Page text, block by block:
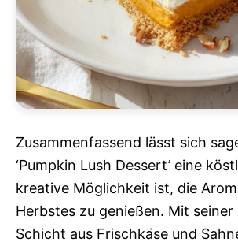
Zusammenfassend lässt sich
‘Pumpkin Lush Dessert’ eine
kreative Möglichkeit ist, die
Herbstes zu genießen. Mit seiner
Schicht aus Frischkäse und